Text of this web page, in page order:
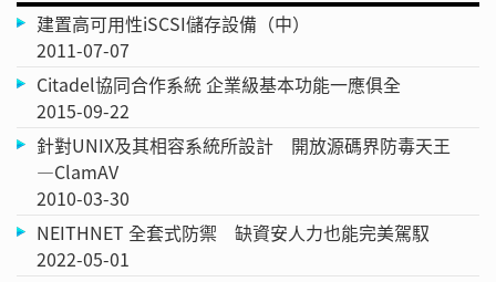
建置高可用性iSCSI儲存設備（中）
2011-07-07
Citadel協同合作系統 企業級基本功能一應俱全
2015-09-22
針對UNIX及其相容系統所設計 開放源碼界防毒天王
—ClamAV
2010-03-30
NEITHNET 全套式防禦 缺資安人力也能完美駕馭
2022-05-01